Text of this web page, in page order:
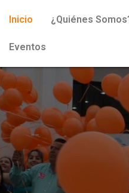
Inicio ¿Quiénes
Eventos